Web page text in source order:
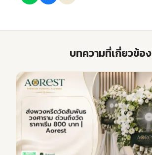
บทความที่เกี่ยวข้อง